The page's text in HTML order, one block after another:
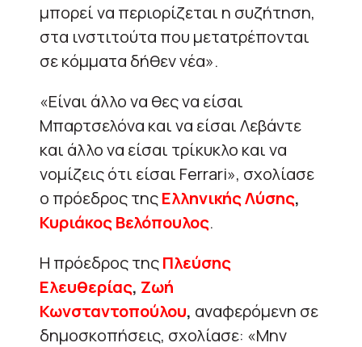
μπορεί να περιορίζεται η συζήτηση,
στα ινστιτούτα που μετατρέπονται
σε κόμματα δήθεν νέα».
«Είναι άλλο να θες να είσαι
Μπαρτσελόνα και να είσαι Λεβάντε
και άλλο να είσαι τρίκυκλο και να
νομίζεις ότι είσαι Ferrari», σχολίασε
ο πρόεδρος τηςΕλληνικής Λύσης,
Κυριάκος Βελόπουλος.
Η πρόεδρος τηςΠλεύσης
Ελευθερίας, Ζωή
Κωνσταντοπούλου, αναφερόμενη σε
δημοσκοπήσεις, σχολίασε: «Μην